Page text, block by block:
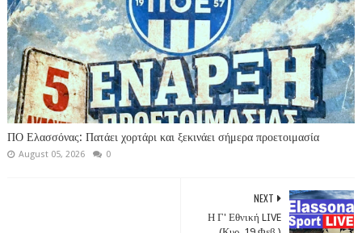
ΠΟ Ελασσόνας: Πατάει χορτάρι και ξεκινάει σήμερα προετοιμασία
August 05, 2026 0
NEXT
Η Γ' Εθνική LIVE